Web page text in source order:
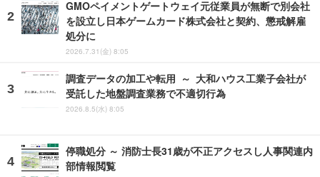
GMOペイメントゲートウェイ元従業員が無断で別会社
を設立し日本ゲームカード株式会社と契約、懲戒解雇
処分に
2026.7.31(金) 8:05
調査データの加工や転用 ～ 大和ハウス工業子会社が
受託した地盤調査業務で不適切行為
2026.8.5(水) 8:05
停職処分 ～ 消防士長31歳が不正アクセスし人事関連内
部情報閲覧